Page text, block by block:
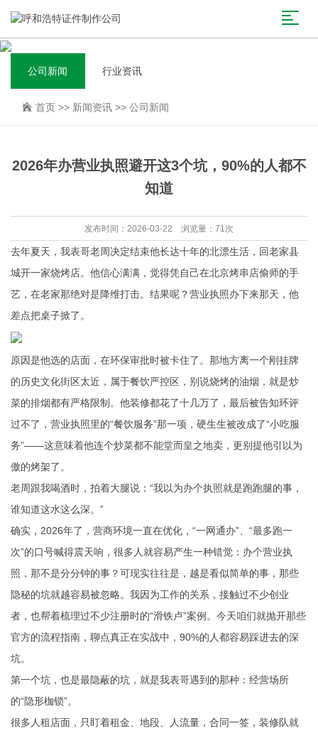
公司新闻 行业资讯
首页 >> 新闻资讯 >> 公司新闻
2026年办营业执照避开这3个坑，90%的人都不
知道
发布时间：2026-03-22 浏览量：71次
去年夏天，我表哥老周决定结束他长达十年的北漂生活，回老家县
城开一家烧烤店。他信心满满，觉得凭自己在北京烤串店偷师的手
艺，在老家那绝对是降维打击。结果呢？营业执照办下来那天，他
差点把桌子掀了。
原因是他选的店面，在环保审批时被卡住了。那地方离一个刚挂牌
的历史文化街区太近，属于餐饮严控区，别说烧烤的油烟，就是炒
菜的排烟都有严格限制。他装修都花了十几万了，最后被告知环评
过不了，营业执照里的“餐饮服务”那一项，硬生生被改成了“小吃服
务”——这意味着他连个炒菜都不能堂而皇之地卖，更别提他引以为
傲的烤架了。
老周跟我喝酒时，拍着大腿说：“我以为办个执照就是跑跑腿的事，
谁知道这水这么深。”
确实，2026年了，营商环境一直在优化，“一网通办”、“最多跑一
次”的口号喊得震天响，很多人就容易产生一种错觉：办个营业执
照，那不是分分钟的事？可现实往往是，越是看似简单的事，那些
隐秘的坑就越容易被忽略。我因为工作的关系，接触过不少创业
者，也帮着梳理过不少注册时的“滑铁卢”案例。今天咱们就抛开那些
官方的流程指南，聊点真正在实战中，90%的人都容易踩进去的深
坑。
第一个坑，也是最隐蔽的坑，就是我表哥遇到的那种：经营场所
的“隐形枷锁”。
很多人租店面，只盯着租金、地段、人流量，合同一签，装修队就